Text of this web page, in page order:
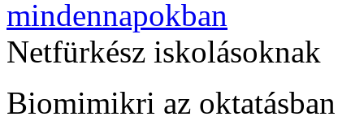
Netfürkész iskolásoknak
Biomimikri az oktatásban